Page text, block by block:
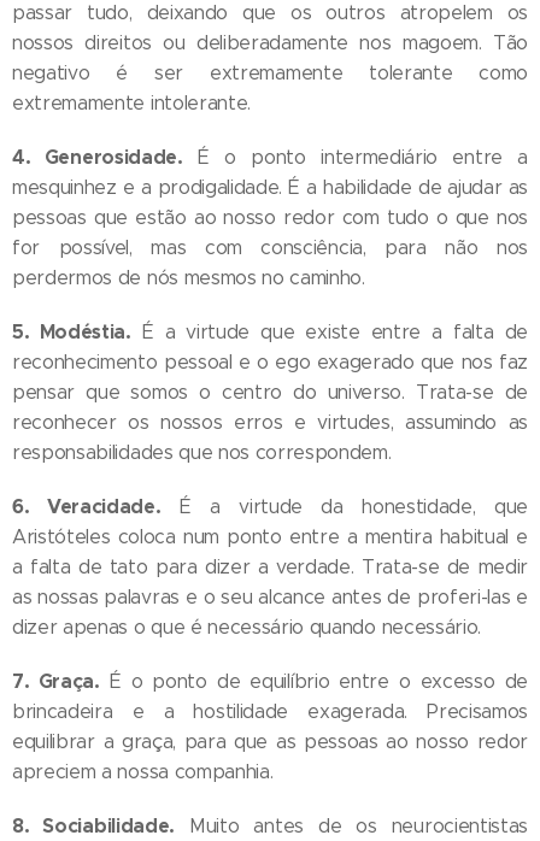
passar tudo, deixando que os outros atropelem os
nossos direitos ou deliberadamente nos magoem. Tão
negativo é ser extremamente tolerante como
extremamente intolerante.
4. Generosidade. É o ponto intermediário entre a
mesquinhez e a prodigalidade. É a habilidade de ajudar as
pessoas que estão ao nosso redor com tudo o que nos
for possível, mas com consciência, para não nos
perdermos de nós mesmos no caminho.
5. Modéstia. É a virtude que existe entre a falta de
reconhecimento pessoal e o ego exagerado que nos faz
pensar que somos o centro do universo. Trata-se de
reconhecer os nossos erros e virtudes, assumindo as
responsabilidades que nos correspondem.
6. Veracidade. É a virtude da honestidade, que
Aristóteles coloca num ponto entre a mentira habitual e
a falta de tato para dizer a verdade. Trata-se de medir
as nossas palavras e o seu alcance antes de proferi-las e
dizer apenas o que é necessário quando necessário.
7. Graça. É o ponto de equilíbrio entre o excesso de
brincadeira e a hostilidade exagerada. Precisamos
equilibrar a graça, para que as pessoas ao nosso redor
apreciem a nossa companhia.
8. Sociabilidade. Muito antes de os neurocientistas